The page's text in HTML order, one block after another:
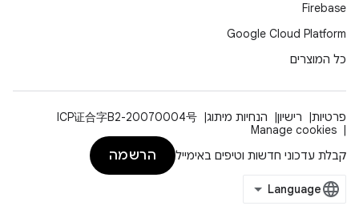
Firebase
Google Cloud Platform
כל המוצרים
פרטיות רישיון הנחיות מיתוג
ICP证合字B2-20070004号
Manage cookies
קבלת עדכוני חדשות וטיפים באימייל
הרשמה